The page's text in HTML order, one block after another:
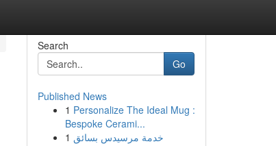
Search
Go
Published News
1 Personalize The Ideal Mug :
Bespoke Cerami...
1 خدمة مرسيدس بسائق